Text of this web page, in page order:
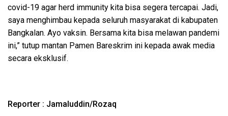
covid-19 agar herd immunity kita bisa segera tercapai. Jadi,
saya menghimbau kepada seluruh masyarakat di kabupaten
Bangkalan. Ayo vaksin. Bersama kita bisa melawan pandemi
ini,” tutup mantan Pamen Bareskrim ini kepada awak media
secara eksklusif.
Reporter : Jamaluddin/Rozaq